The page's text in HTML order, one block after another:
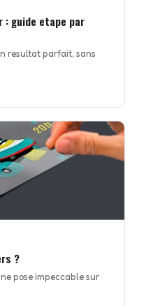
: guide etape par
resultat parfait, sans
?
pose impeccable sur